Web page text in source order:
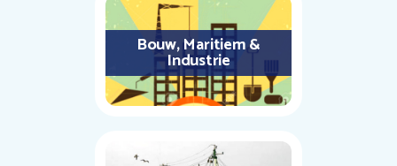
Bouw, Maritiem &
Industrie